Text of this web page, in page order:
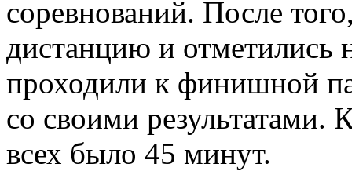
соревнований. После
дистанцию и
проходили к финишной
со своими
всех было 45 минут.